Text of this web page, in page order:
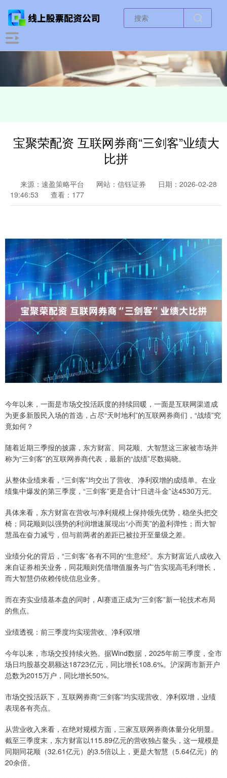
宝聚荣配资 互联网券商“三剑客”业绩大
比拼
来源：速盈策略平台 网站：信钰证券
日期：2026-02-28
19:46:53
查看：177
今年以来，一面是市场交投活跃度的持续回暖，一面是互联网渠道成
为更多新股民入场的首选，占尽“天时地利”的互联网券商们，“战绩”究
竟如何？
随着近期三季报的披露，东方财富、同花顺、大智慧这三家被市场并
称为“三剑客”的互联网券商代表，最新的“战绩”尽数揭晓。
从整体业绩来看，“三剑客”均交出了营收、净利双增的成绩单。在业
绩集中爆发的第三季度，“三剑客”更是合计“日进斗金”达4530万元。
具体来看，东方财富在营收与净利规模上保持领先优势，稳坐头把交
椅；同花顺则以强势的利润增速展现出“小而美”的盈利弹性；而大智
慧虽在奋力减亏，但与前两者的差距已被拉开至量级之差。
业绩分化的背后，“三剑客”各有不同的“生意经”。东方财富近八成收入
来自证券相关业务，同花顺则凭借增值服务与广告实现高毛利增长，
而大智慧仍依赖传统信息业务。
而在夯实业绩基本盘的同时，AI赛道正成为“三剑客”新一轮技术布局
的焦点。
业绩透视：前三季度均实现营收、净利双增
今年以来，市场交投持续火热。据Wind数据，2025年前三季度，全市
场日均股基交易额达18723亿元，同比增长108.6%。沪深两市新开户
总数为2015万户，同比增长50%。
市场交投活跃下，互联网券商“三剑客”均实现营收、净利双增，业绩
表现各有亮点。
从营业收入来看，在绝对规模方面，三家互联网券商体量分化明显。
截至三季度末，东方财富以115.89亿元的营收独占鳌头，这一规模是
同期同花顺（32.61亿元）的3.5倍以上，更是大智慧（5.64亿元）的
20余倍。